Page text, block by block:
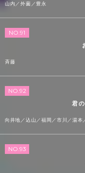
山内／外薗／豊永
NO.91
斉藤
NO.92
君
向井地／込山／福岡／市川／湯
NO.93